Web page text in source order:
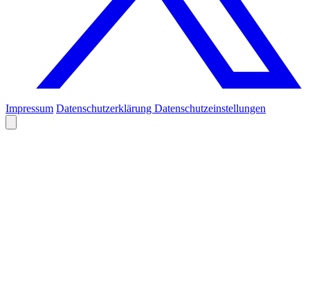
Impressum Datenschutzerklärung Datenschutzeinstellungen